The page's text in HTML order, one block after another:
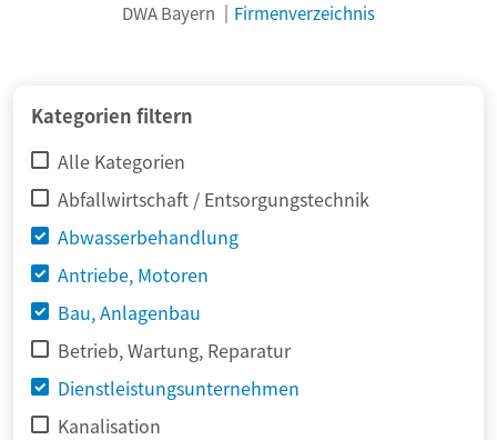
DWA Bayern Firmenverzeichnis
Kategorien filtern
Alle Kategorien
Abfallwirtschaft / Entsorgungstechnik
Abwasserbehandlung
Antriebe, Motoren
Bau, Anlagenbau
Betrieb, Wartung, Reparatur
Dienstleistungsunternehmen
Kanalisation